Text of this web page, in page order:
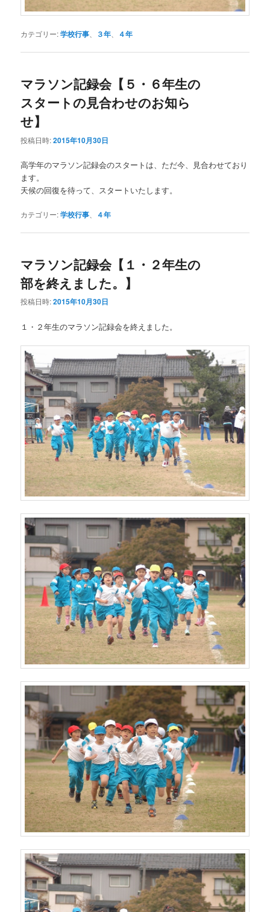
カテゴリー:学校行事 ３年 ４年
マラソン記録会【５・６年生の
スタートの見合わせのお知ら
せ】
投稿日時:2015年10月30日
高学年のマラソン記録会のスタートは、ただ今、見合わせており
ます。
天候の回復を待って、スタートいたします。
カテゴリー:学校行事 ４年
マラソン記録会【１・２年生の
部を終えました。】
投稿日時:2015年10月30日
１・２年生のマラソン記録会を終えました。